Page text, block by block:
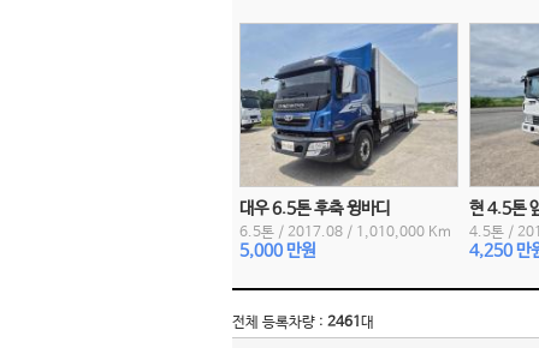
대우 6.5톤 후축 윙바디
6.5톤 / 2017.08 / 1,010,000 Km
5,000 만원
현 4.5톤
4.5톤 /
4,250 만
전체 등록차량 : 2461 대